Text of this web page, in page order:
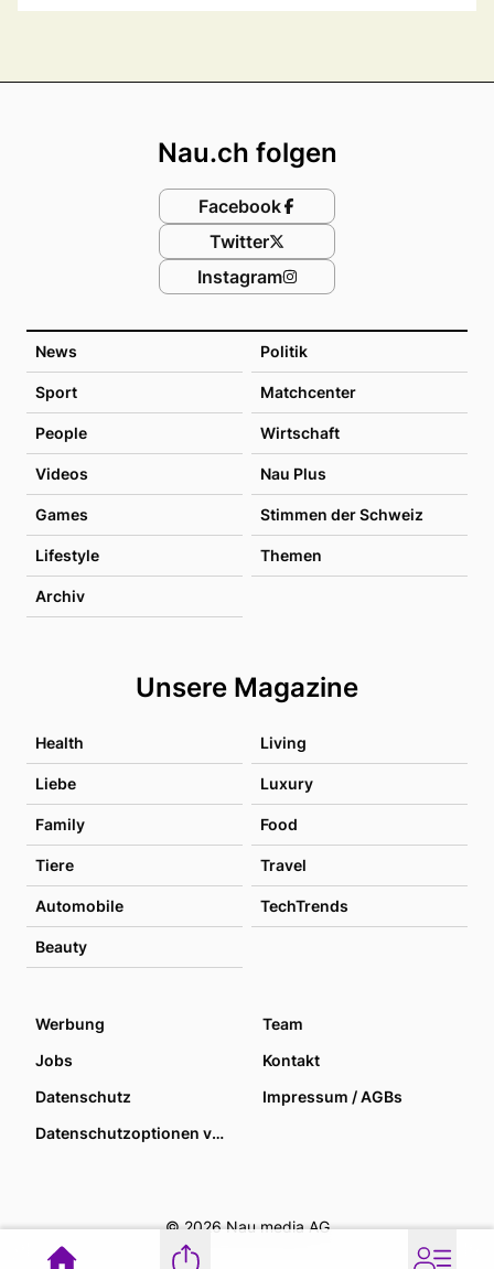
News Politik
Sport Matchcenter
People Wirtschaft
Videos Nau Plus
Games Stimmen der Schweiz
Lifestyle Themen
Archiv
Unsere Magazine
Health Living
Liebe Luxury
Family Food
Tiere Travel
Automobile TechTrends
Beauty
Nau.ch folgen
Facebook
Twitter
Instagram
Werbung
Team
Jobs
Kontakt
Datenschutz
Impressum / AGBs
Datenschutzoptionen verwalten
© 2026 Nau media AG